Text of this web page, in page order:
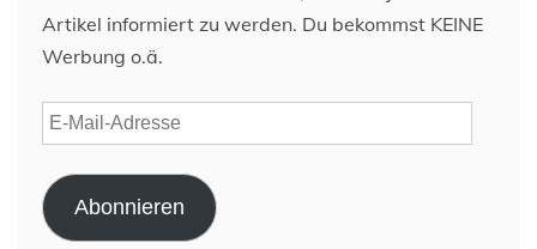
Artikel informiert zu werden. Du bekommst KEINE
Werbung o.ä.
E-
Mail-
Adresse
Abonnieren